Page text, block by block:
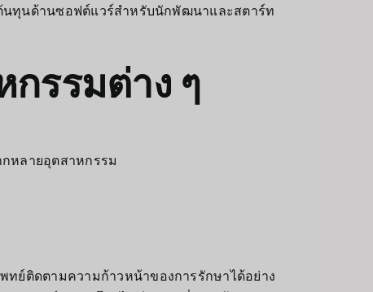
นทุนด้านซอฟต์แวร์สำหรับนักพัฒนาและสตาร์ท
รรมต่าง ๆ
หลายอุตสาหกรรม
ย์ติดตามความก้าวหน้าของการรักษาได้อย่าง